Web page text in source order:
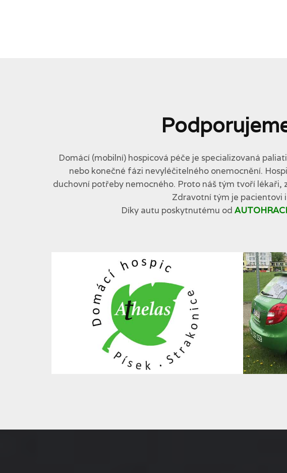
Domácí (mobilní) hospicová péče je specializovaná
nebo konečné fázi nevyléčitelného onemocnění.
duchovní potřeby nemocného. Proto náš tým tvoří
Zdravotní tým je pacientovi
Díky autu poskytnutému od